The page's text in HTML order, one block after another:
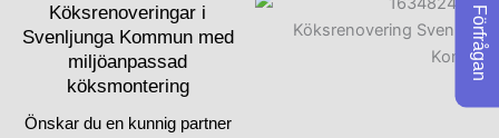
Förfrågan
renoveringen, från
utrustningsval till
kulörplanering, är
Köksrenoveringar i
Svenljunga Kommun med
miljöanpassad
köksmontering
Önskar du en kunnig partner